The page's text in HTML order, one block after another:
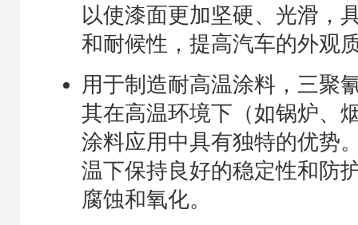
以使漆面更加坚硬、光滑，
和耐候性，提高汽车的外观
用于制造耐高温涂料，三聚
其在高温环境下（如锅炉、
涂料应用中具有独特的优势
温下保持良好的稳定性和防
腐蚀和氧化。